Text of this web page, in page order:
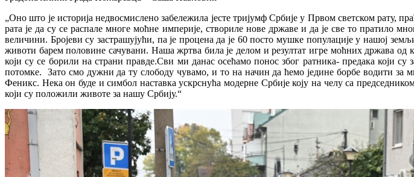
„Оно што је историја недвосмислено забележила јесте тријумф Србије у Првом светском рату,
рата је да су се распале многе моћне империје, створиле нове државе и да је све то пратило
величини. Бројеви су застрашујући, па је процена да је 60 посто мушке популације у нашој
животи барем половине сачувани. Наша жртва била је делом и резултат игре моћних држава
који су се борили на страни правде.Сви ми данас осећамо понос због ратника- предака који
потомке. Зато смо дужни да ту слободу чувамо, и то на начин да ћемо једине борбе водити
Феникс. Нека он буде и симбол наставка ускрснућа модерне Србије коју на челу са
који су положили животе за нашу Србију.“